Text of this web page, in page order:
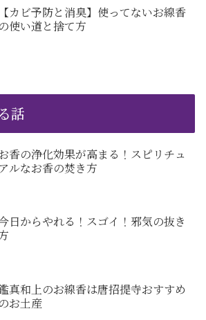
【カビ予防と消臭】使ってないお線香
の使い道と捨て方
話
香の浄化効果が高まる！スピリチュ
アルなお香の焚き方
日からやれる！スゴイ！邪気の抜き
真和上のお線香は唐招提寺おすすめ
のお土産